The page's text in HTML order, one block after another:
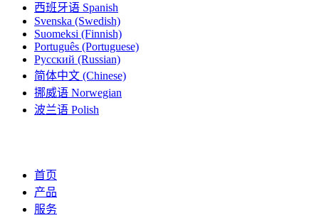
西班牙语 Spanish
Svenska (Swedish)
Suomeksi (Finnish)
Português (Portuguese)
Русский (Russian)
简体中文 (Chinese)
挪威语 Norwegian
波兰语 Polish
首页
产品
服务